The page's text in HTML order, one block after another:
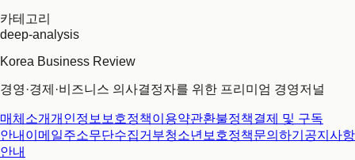
카테고리
deep-analysis
Korea Business Review
경영·경제·비즈니스 의사결정자를 위한 프리미엄 경영저널
매체소개개인정보보호정책이용약관환불정책결제 및 구독
안내 이메일주소무단수집거부청소년보호정책문의하기 공지사항
안내